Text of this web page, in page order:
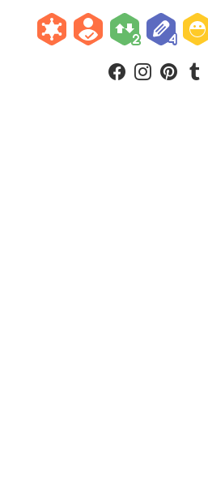
facebookinstagrampinterest